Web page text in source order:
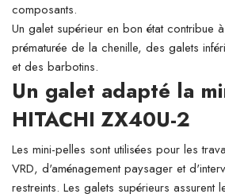
composants.
Un galet supérieur en bon état contribue
prématurée de la chenille, des galets
et des barbotins.
Un galet adapté la
HITACHI ZX40U-2
Les mini-pelles sont utilisées pour les
VRD, d'aménagement paysager et
restreints. Les galets supérieurs assurent